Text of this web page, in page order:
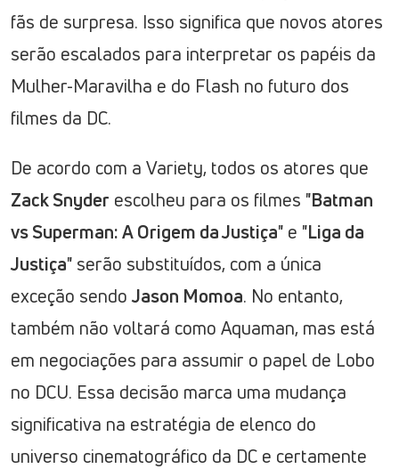
fãs de surpresa. Isso significa que novos atores
serão escalados para interpretar os papéis da
Mulher-Maravilha e do Flash no futuro dos
filmes da DC.
De acordo com a Variety, todos os atores que
Zack Snyder escolheu para os filmes "Batman
vs Superman: A Origem da Justiça" e "Liga da
Justiça" serão substituídos, com a única
exceção sendo Jason Momoa. No entanto,
também não voltará como Aquaman, mas está
em negociações para assumir o papel de Lobo
no DCU. Essa decisão marca uma mudança
significativa na estratégia de elenco do
universo cinematográfico da DC e certamente